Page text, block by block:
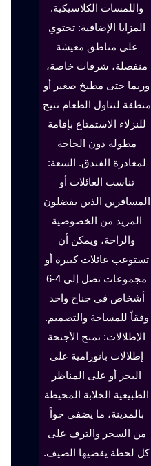
واللمسات الكلاسيكية.
المزايا الإضافية: تحتوي
على مناطق معيشة
منفصلة، شرفات خاصة،
وربما حتى مطبخ صغير أو
منطقة لتناول الطعام تتيح
للنزلاء الاستمتاع بإقامة
مطولة دون الحاجة
لمغادرة الفندق. السعة:
تناسب العائلات أو
المسافرين الذين يفضلون
المزيد من الخصوصية
والراحة، ويمكن أن
تستوعب عائلات كبيرة أو
مجموعات تصل إلى 4-6
أشخاص في جناح واحد
وفقاً للمساحة والتصميم.
الإطلالات: تمنح الأجنحة
إطلالات بانورامية على
البحر أو على المناظر
الطبيعية الخلابة المحيطة
بالمدينة، ما يضفي جواً
من السحر والترف على
كل لحظة يقضيها الضيف.